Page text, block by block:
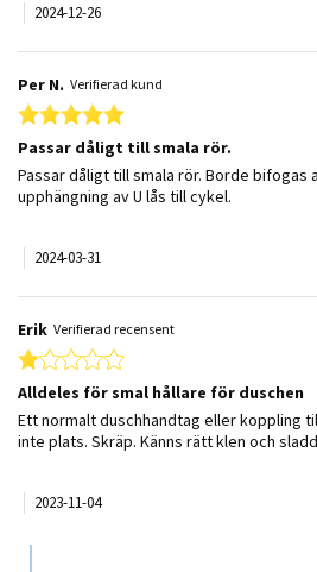
2024-12-26
Per N. Verifierad kund
5.0 star rating
Passar dåligt till smala rör.
Review by Per N. on 31 Mar 2024
review stating Passar dåligt till smala rör.
Passar dåligt till smala rör. Borde bifogas
upphängning av U lås till cykel.
2024-03-31
Erik Verifierad recensent
1.0 star rating
Alldeles för smal hållare för duschen
Review by Erik on 4 Nov 2023
review stating Alldeles för smal hållare
Ett normalt duschhandtag eller koppling
inte plats. Skräp. Känns rätt klen och
2023-11-04